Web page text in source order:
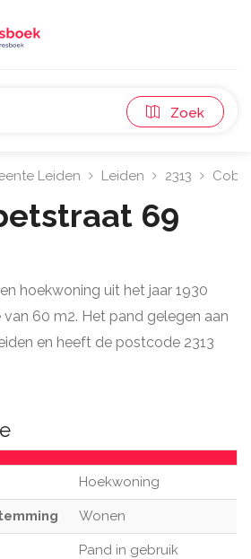
Zoek
Leiden Leiden 2313
69
hoekwoning uit het jaar 1930
60 m2. Het pand gelegen aan
en heeft de postcode 2313
Hoekwoning
Wonen
Pand in gebruik